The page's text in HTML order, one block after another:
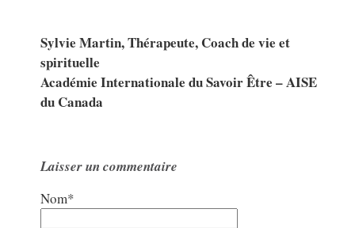
Sylvie Martin, Thérapeute, Coach de vie et
spirituelle
Académie Internationale du Savoir Être – AISE
du Canada
Laisser un commentaire
Nom*